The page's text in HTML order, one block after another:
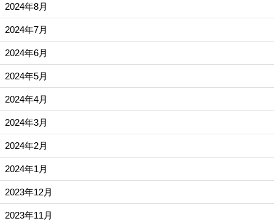
2024年8月
2024年7月
2024年6月
2024年5月
2024年4月
2024年3月
2024年2月
2024年1月
2023年12月
2023年11月